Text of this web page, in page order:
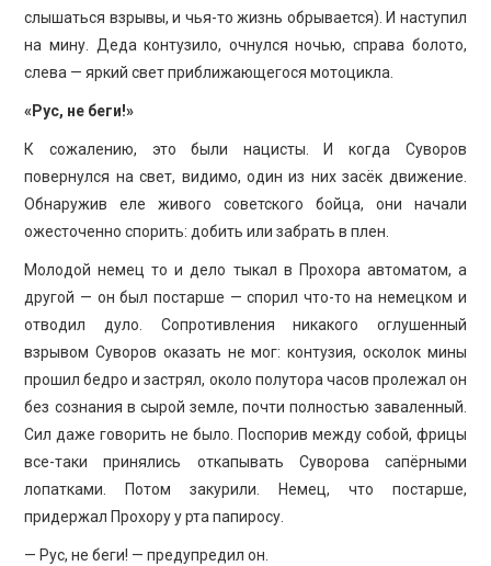
слышаться взрывы, и чья-то жизнь обрывается). И наступил
на мину. Деда контузило, очнулся ночью, справа болото,
слева — яркий свет приближающегося мотоцикла.
«Рус, не беги!»
К сожалению, это были нацисты. И когда Суворов
повернулся на свет, видимо, один из них засёк движение.
Обнаружив еле живого советского бойца, они начали
ожесточенно спорить: добить или забрать в плен.
Молодой немец то и дело тыкал в Прохора автоматом, а
другой — он был постарше — спорил что-то на немецком и
отводил дуло. Сопротивления никакого оглушенный
взрывом Суворов оказать не мог: контузия, осколок мины
прошил бедро и застрял, около полутора часов пролежал он
без сознания в сырой земле, почти полностью заваленный.
Сил даже говорить не было. Поспорив между собой, фрицы
все-таки принялись откапывать Суворова сапёрными
лопатками. Потом закурили. Немец, что постарше,
придержал Прохору у рта папиросу.
— Рус, не беги! — предупредил он.